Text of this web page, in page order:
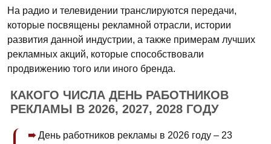
На радио и телевидении транслируются передачи,
которые посвящены рекламной отрасли, истории
развития данной индустрии, а также примерам лучших
рекламных акций, которые способствовали
продвижению того или иного бренда.
КАКОГО ЧИСЛА ДЕНЬ РАБОТНИКОВ
РЕКЛАМЫ В 2026, 2027, 2028 ГОДУ
День работников рекламы в 2026 году – 23